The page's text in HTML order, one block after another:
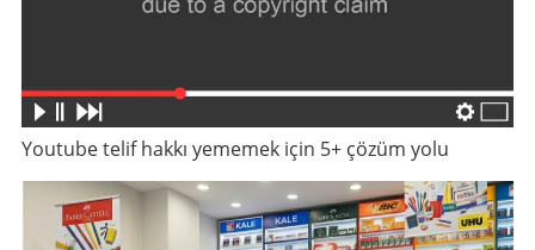
Youtube telif hakkı yememek için 5+ çözüm yolu